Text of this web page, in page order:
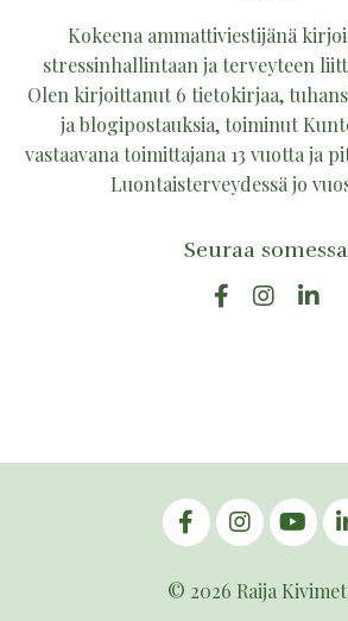
Kokeena ammattiviestijänä
stressinhallintaan ja terveyteen
Olen kirjoittanut 6 tietokirjaa,
ja blogipostauksia, toiminut
vastaavana toimittajana 13 vuotta ja
Luontaisterveydessä jo
Seuraa somessa
© 2026 Raija